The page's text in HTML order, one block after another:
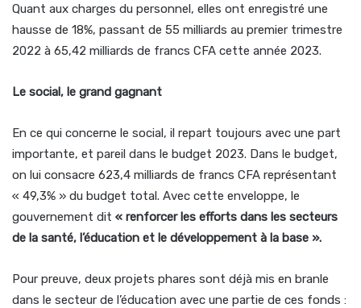
Quant aux charges du personnel, elles ont enregistré une
hausse de 18%, passant de 55 milliards au premier trimestre
2022 à 65,42 milliards de francs CFA cette année 2023.
Le social, le grand gagnant
En ce qui concerne le social, il repart toujours avec une part
importante, et pareil dans le budget 2023. Dans le budget,
on lui consacre 623,4 milliards de francs CFA représentant
« 49,3% » du budget total. Avec cette enveloppe, le
gouvernement dit « renforcer les efforts dans les secteurs
de la santé, l’éducation et le développement à la base ».
Pour preuve, deux projets phares sont déjà mis en branle
dans le secteur de l’éducation avec une partie de ces fonds :